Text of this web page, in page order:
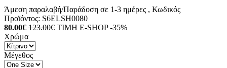
Άμεση παραλαβή/Παράδοση σε 1-3 ημέρες , Κωδικός
Προϊόντος: S6ELSH0080
80.00€ 123.00€ ΤΙΜΗ E-SHOP -35%
Χρώμα
Μέγεθος